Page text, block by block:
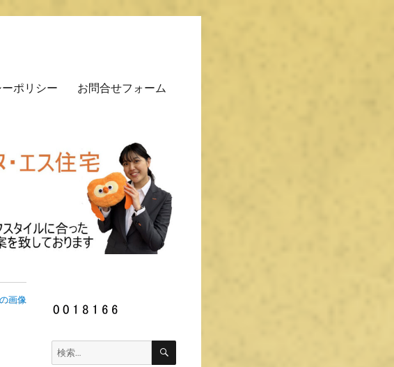
ポリシー お問合せフォーム
画像